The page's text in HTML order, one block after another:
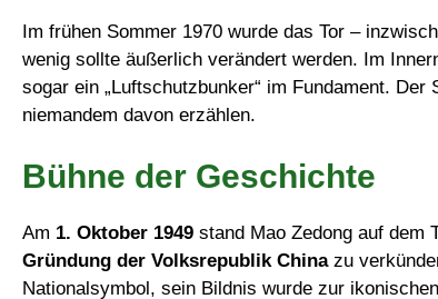
Im frühen Sommer 1970 wurde das Tor –
wenig sollte äußerlich verändert werden. Im
sogar ein „Luftschutzbunker“ im Fundament.
niemandem davon erzählen.
Bühne der Geschichte
Am 1. Oktober 1949 stand Mao Zedong auf dem
Gründung der Volksrepublik Chinazu
Nationalsymbol, sein Bildnis wurde zur